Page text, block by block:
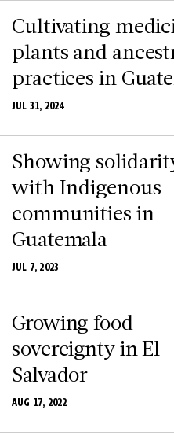
Cultivating
plants and
practices in
JUL 31, 2024
Showing
with Indigenous
communities in
Guatemala
JUL 7, 2023
Growing food
sovereignty in El
Salvador
AUG 17, 2022